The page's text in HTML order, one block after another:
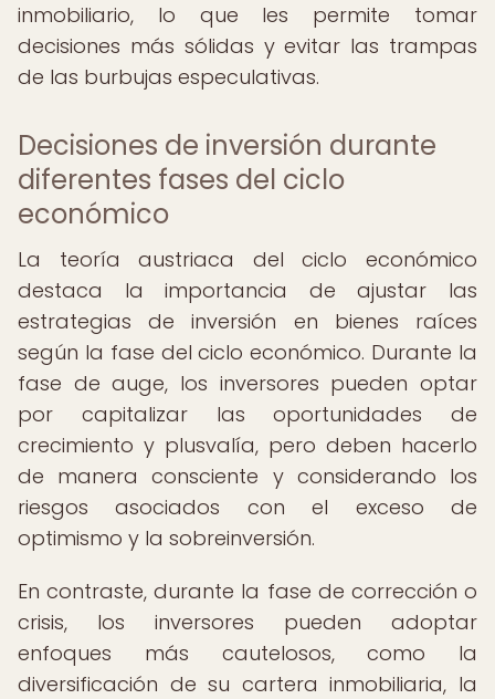
inmobiliario, lo que les permite tomar
decisiones más sólidas y evitar las trampas
de las burbujas especulativas.
Decisiones de inversión durante
diferentes fases del ciclo
económico
La teoría austriaca del ciclo económico
destaca la importancia de ajustar las
estrategias de inversión en bienes raíces
según la fase del ciclo económico. Durante la
fase de auge, los inversores pueden optar
por capitalizar las oportunidades de
crecimiento y plusvalía, pero deben hacerlo
de manera consciente y considerando los
riesgos asociados con el exceso de
optimismo y la sobreinversión.
En contraste, durante la fase de corrección o
crisis, los inversores pueden adoptar
enfoques más cautelosos, como la
diversificación de su cartera inmobiliaria, la